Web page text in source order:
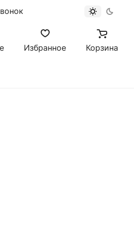
Избранное Корзина